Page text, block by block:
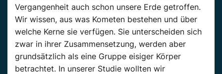
Vergangenheit auch schon unsere Erde getroffen.
Wir wissen, aus was Kometen bestehen und über
welche Kerne sie verfügen. Sie unterscheiden sich
zwar in ihrer Zusammensetzung, werden aber
grundsätzlich als eine Gruppe eisiger Körper
betrachtet. In unserer Studie wollten wir